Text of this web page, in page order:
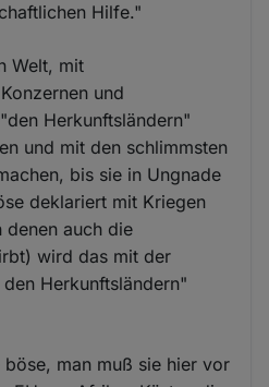
Hilfe."
Welt, mit
und
Herkunftsländern"
und mit den schlimmsten
bis sie in Ungnade
deklariert mit Kriegen
denen auch die
wird das mit der
Herkunftsländern"
man muß sie hier vor